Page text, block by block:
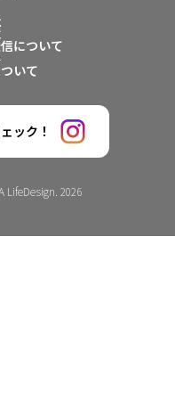
について
いて
ック！
LifeDesign. 2026